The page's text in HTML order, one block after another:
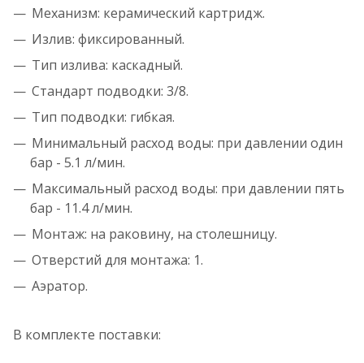
Механизм: керамический картридж.
Излив: фиксированный.
Тип излива: каскадный.
Стандарт подводки: 3/8.
Тип подводки: гибкая.
Минимальный расход воды: при давлении один
бар - 5.1 л/мин.
Максимальный расход воды: при давлении пять
бар - 11.4 л/мин.
Монтаж: на раковину, на столешницу.
Отверстий для монтажа: 1.
Аэратор.
В комплекте поставки: